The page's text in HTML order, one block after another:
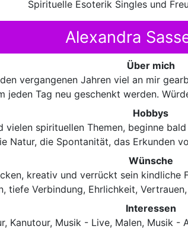
Spirituelle Esoterik Singles und
Alexandra
Über mich
vergangenen Jahren viel an mir
jeden Tag neu geschenkt werden.
Hobbys
spirituellen Themen, beginne
Natur, die Spontanität, das Erkunden
Wünsche
kreativ und verrückt sein
tiefe Verbindung, Ehrlichkeit,
Interessen
Kanutour, Musik - Live, Malen, Musik